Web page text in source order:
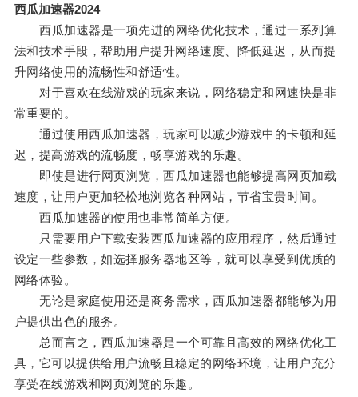
西瓜加速器2024
西瓜加速器是一项先进的网络优化技术，通过一系列算
法和技术手段，帮助用户提升网络速度、降低延迟，从而提
升网络使用的流畅性和舒适性。
对于喜欢在线游戏的玩家来说，网络稳定和网速快是非
常重要的。
通过使用西瓜加速器，玩家可以减少游戏中的卡顿和延
迟，提高游戏的流畅度，畅享游戏的乐趣。
即使是进行网页浏览，西瓜加速器也能够提高网页加载
速度，让用户更加轻松地浏览各种网站，节省宝贵时间。
西瓜加速器的使用也非常简单方便。
只需要用户下载安装西瓜加速器的应用程序，然后通过
设定一些参数，如选择服务器地区等，就可以享受到优质的
网络体验。
无论是家庭使用还是商务需求，西瓜加速器都能够为用
户提供出色的服务。
总而言之，西瓜加速器是一个可靠且高效的网络优化工
具，它可以提供给用户流畅且稳定的网络环境，让用户充分
享受在线游戏和网页浏览的乐趣。